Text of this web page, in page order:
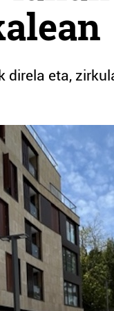
direla eta,